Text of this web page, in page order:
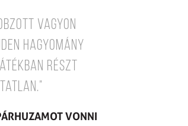
vagyon
hagyomány
részt
VONNI